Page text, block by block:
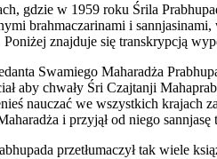
gdzie w 1959 roku Śrila
brahmaczarinami i
znajduje się transkrypcją
Swamiego Maharadża
aby chwały Śri Czajtanji
nauczać we wszystkich krajach
i przyjął od niego
przetłumaczył tak wiele